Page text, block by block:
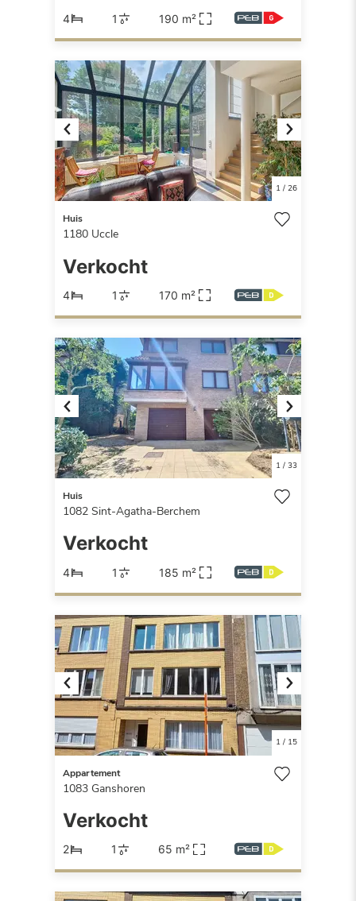
4 1 190 m²
Previous Next
1/ 26
Huis
1180 Uccle
Verkocht
4 1 170 m²
Previous Next
1/ 33
Huis
1082 Sint-Agatha-Berchem
Verkocht
4 1 185 m²
Previous Next
1/ 15
Appartement
1083 Ganshoren
Verkocht
2 1 65 m²